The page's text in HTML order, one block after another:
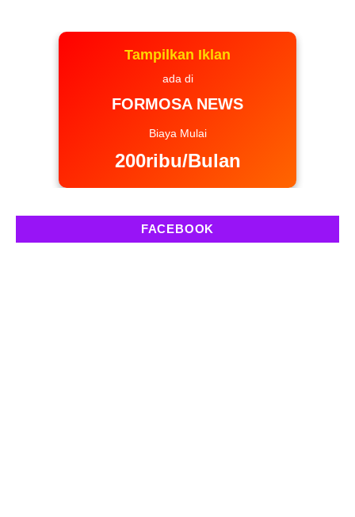
Tampilkan Iklan
ada di
FORMOSA NEWS
Biaya Mulai
200ribu/Bulan
FACEBOOK